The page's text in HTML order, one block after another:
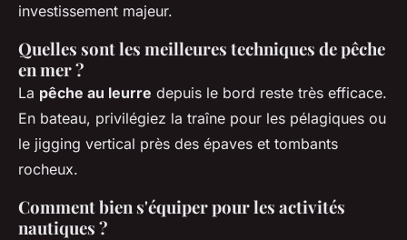
investissement majeur.
Quelles sont les meilleures techniques de pêche
en mer ?
La pêche au leurre depuis le bord reste très efficace.
En bateau, privilégiez la traîne pour les pélagiques ou
le jigging vertical près des épaves et tombants
rocheux.
Comment bien s'équiper pour les activités
nautiques ?